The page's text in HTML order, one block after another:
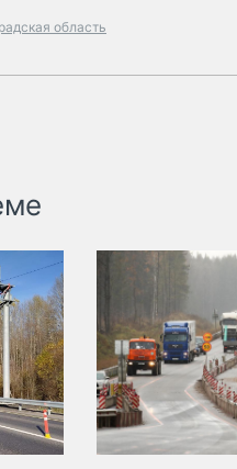
область